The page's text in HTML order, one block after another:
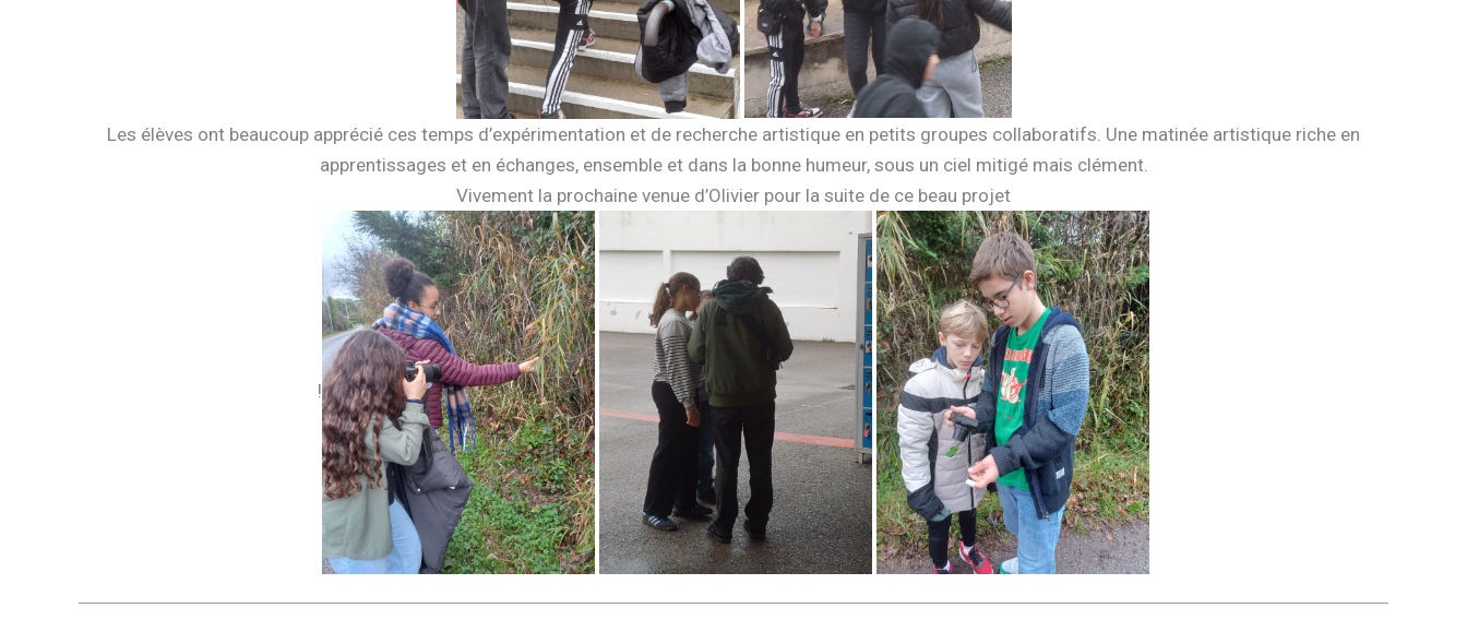
Les élèves ont beaucoup apprécié ces temps d’expérimentation et de recherche artistique en petits groupes collaboratifs. Une matinée artistique riche en
apprentissages et en échanges, ensemble et dans la bonne humeur, sous un ciel mitigé mais clément.
Vivement la prochaine venue d’Olivier pour la suite de ce beau projet
!